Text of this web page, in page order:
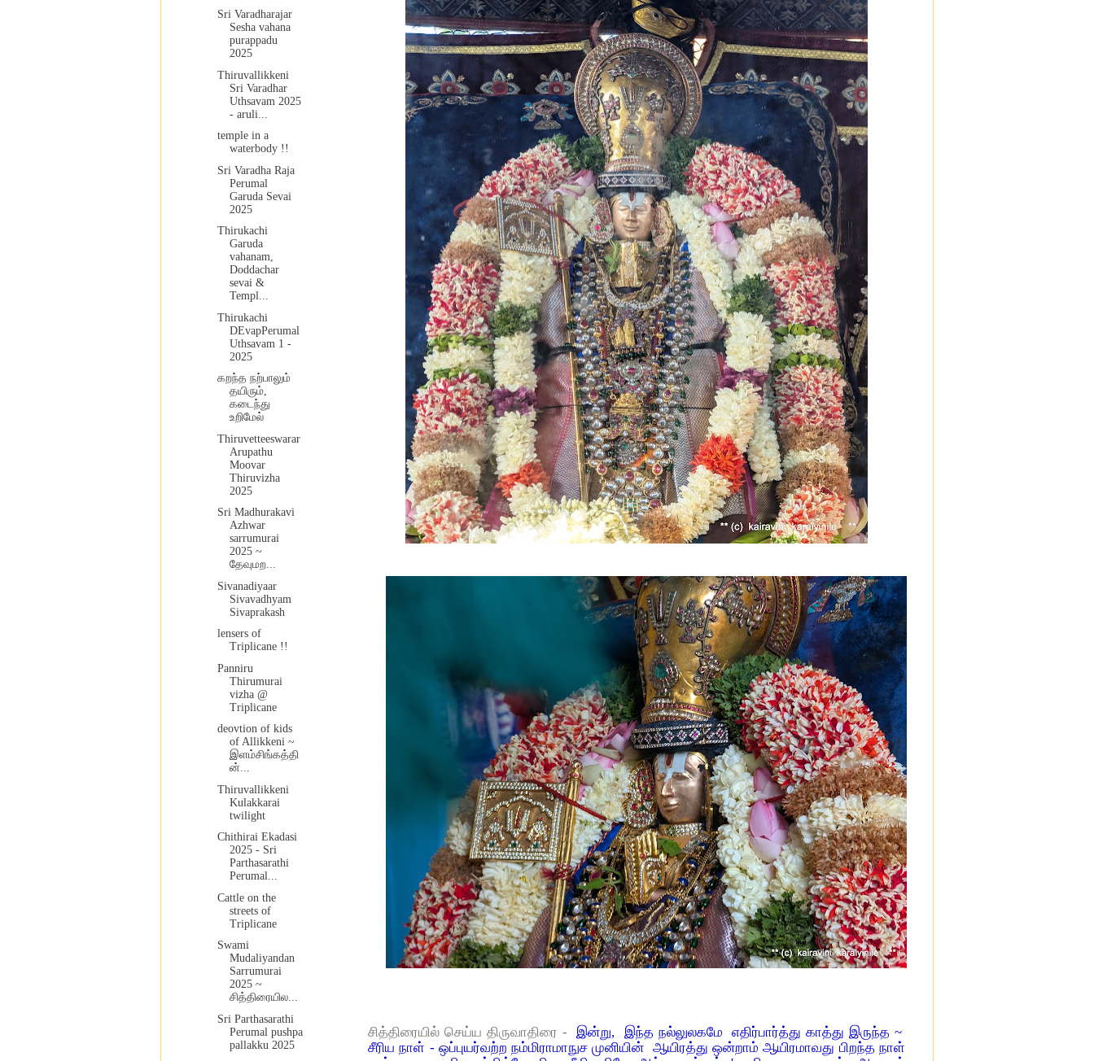
சித்திரையில் செய்ய திருவாதிரை - இன்று, இந்த நல்லுலகமே எதிர்பார்த்து காத்து இருந்த ~
சீரிய நாள் - ஒப்புயர்வற்ற நம்மிராமாநுச முனியின் ஆயிரத்து ஒன்றாம் ஆயிரமாவது பிறந்த நாள்
Sri Varadharajar
Sesha vahana
purappadu
2025
Thiruvallikkeni
Sri Varadhar
Uthsavam 2025
- aruli...
temple in a
waterbody !!
Sri Varadha Raja
Perumal
Garuda Sevai
2025
Thirukachi
Garuda
vahanam,
Doddachar
sevai &
Templ...
Thirukachi
DEvapPerumal
Uthsavam 1 -
2025
கறந்த நற்பாலும்
தயிரும்,
கடைந்து
உறிமேல்
Thiruvetteeswarar
Arupathu
Moovar
Thiruvizha
2025
Sri Madhurakavi
Azhwar
sarrumurai
2025 ~
தேவுமற...
Sivanadiyaar
Sivavadhyam
Sivaprakash
lensers of
Triplicane !!
Panniru
Thirumurai
vizha @
Triplicane
deovtion of kids
of Allikkeni ~
இளம்சிங்கத்தி
ன்...
Thiruvallikkeni
Kulakkarai
twilight
Chithirai Ekadasi
2025 - Sri
Parthasarathi
Perumal...
Cattle on the
streets of
Triplicane
Swami
Mudaliyandan
Sarrumurai
2025 ~
சித்திரையில...
Sri Parthasarathi
Perumal pushpa
pallakku 2025